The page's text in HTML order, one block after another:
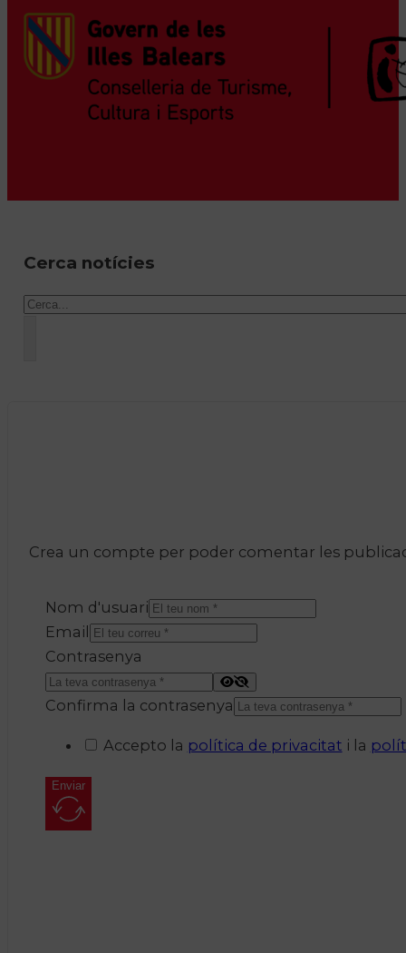
Cerca notícies
Cercar
Crea un compte per poder comentar les
Nom d'usuari
Email
Contrasenya
Confirma la contrasenya
Accepto la política de privacitat i la
Enviar